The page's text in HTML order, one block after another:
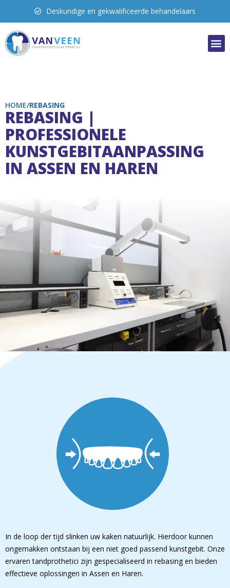
Uitgebreide oplossingen
HOME/REBASING​
REBASING |
PROFESSIONELE
KUNSTGEBITAANPASSING
IN ASSEN EN HAREN
In de loop der tijd slinken uw kaken natuurlijk. Hierdoor kunnen
ongemakken ontstaan bij een niet goed passend kunstgebit. Onze
ervaren tandprothetici zijn gespecialiseerd in rebasing en bieden
effectieve oplossingen in Assen en Haren.